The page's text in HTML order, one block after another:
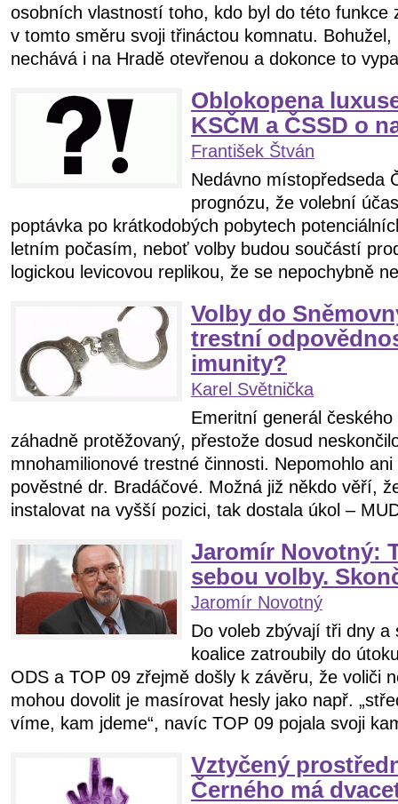
osobních vlastností toho, kdo byl do této funkce
v tomto směru svoji třináctou komnatu.
nechává i na Hradě otevřenou a dokonce to
Oblokopena
KSČM a ČSSD o
František Štván
Nedávno místopředseda
prognózu, že volební
poptávka po krátkodobých pobytech
letním počasím, neboť volby budou součástí
logickou levicovou replikou, že se nepochybně
Volby do
trestní
imunity?
Karel Světnička
Emeritní generál
záhadně protěžovaný, přestože dosud
mnohamilionové trestné činnosti. Nepomohlo
pověstné dr. Bradáčové. Možná již někdo věří,
instalovat na vyšší pozici, tak dostala úkol –
Jaromír Novotný:
sebou volby.
Jaromír Novotný
Do voleb zbývají tři dny a
koalice zatroubily do
ODS a TOP 09 zřejmě došly k závěru, že voliči
mohou dovolit je masírovat hesly jako např.
víme, kam jdeme“, navíc TOP 09 pojala svoji
Vztyčený
Černého má